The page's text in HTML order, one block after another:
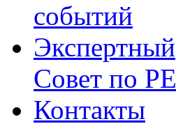
событий
Экспертный
Совет по РЕ
Контакты